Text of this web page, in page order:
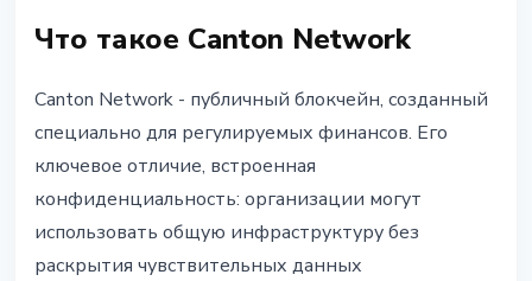
Что такое Canton Network
Canton Network - публичный блокчейн, созданный
специально для регулируемых финансов. Его
ключевое отличие, встроенная
конфиденциальность: организации могут
использовать общую инфраструктуру без
раскрытия чувствительных данных